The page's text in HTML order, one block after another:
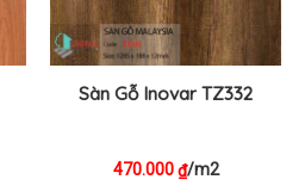
Sàn Gỗ Inovar TZ332
470.000₫/m2